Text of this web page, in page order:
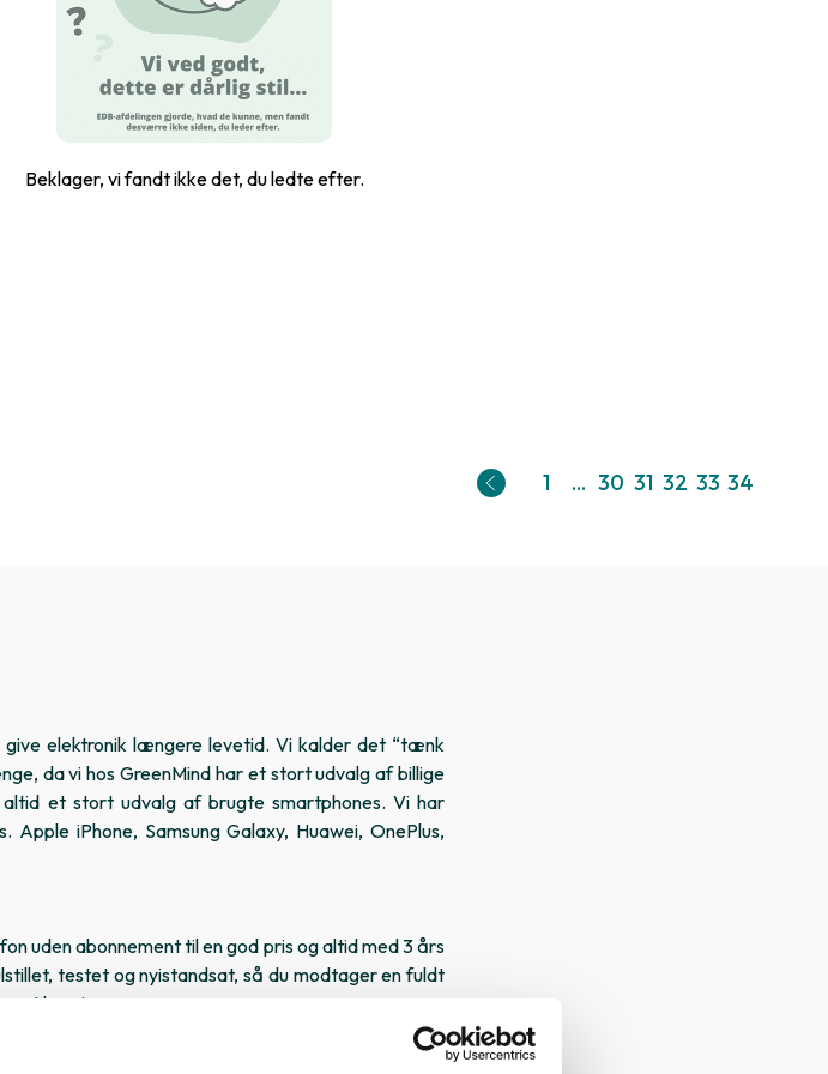
Beklager, vi fandt ikke det, du ledte efter.
1 ... 30 31 32 33 34
elektronik længere levetid. Vi kalder det “tænk
da vi hos GreenMind har et stort udvalg af billige
et stort udvalg af brugte smartphones. Vi har
iPhone, Samsung Galaxy, Huawei, OnePlus,
uden abonnement til en god pris og altid med 3 års
testet og nyistandsat, så du modtager en fuldt
at leve i.
du vælger. Vi har tre stande; Som ny, Meget